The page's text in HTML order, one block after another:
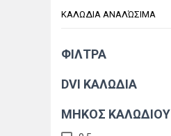
ΚΑΛΩΔΙΑ ΑΝΑΛΏΣΙΜΑ
ΦΙΛΤΡΑ
DVI ΚΑΛΏΔΙΑ
ΜΗΚΟΣ ΚΑΛΩΔΙΟΥ